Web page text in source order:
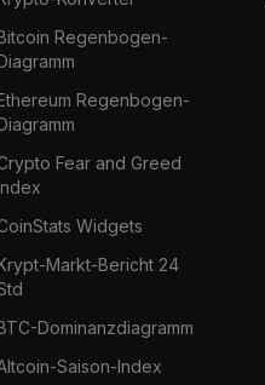
Regenbogen-
Regenbogen-
Fear and Greed
Widgets
Markt-Bericht 24
Dominanzdiagramm
Saison-Index